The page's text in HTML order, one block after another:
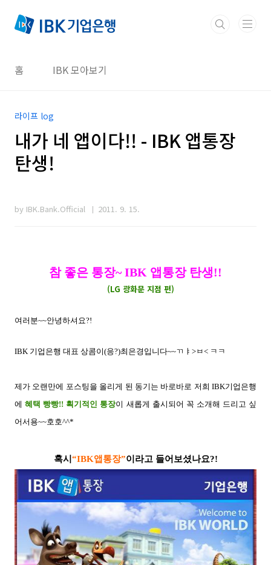
홈 IBK 모아보기
라이프 log
내가 네 앱이다!! - IBK 앱통장
탄생!
by IBK.Bank.Official 2011. 9. 15.
참 좋은 통장~ IBK 앱통장 탄생!!
(LG 광화문 지점 편)
여러분~~안녕하셔요?!
IBK 기업은행 대표 상콤이(응?)최은경입니다~~ㄲㅑ>ㅂ< ㅋㅋ
제가 오랜만에 포스팅을 올리게 된 동기는 바로바로 저희 IBK기업은행
에혜택 빵빵!! 획기적인 통장이 새롭게 출시되어 꼭 소개해 드리고 싶
어서용~~호호^^*
혹시 “IBK앱통장”이라고 들어보셨나요?!